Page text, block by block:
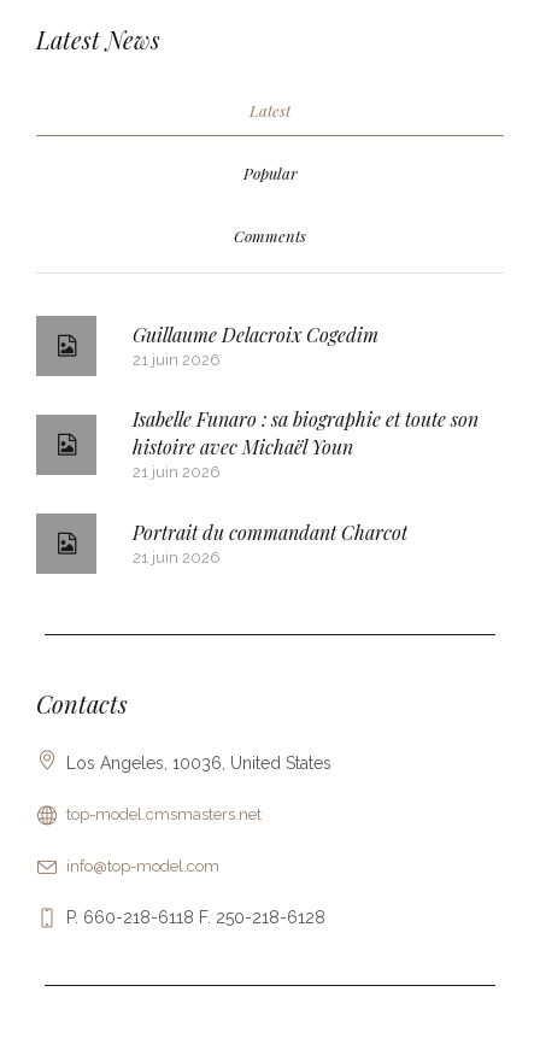
Latest News
Latest
Popular
Comments
Guillaume Delacroix Cogedim
21 juin 2026
Isabelle Funaro : sa biographie et toute son
histoire avec Michaël Youn
21 juin 2026
Portrait du commandant Charcot
21 juin 2026
Contacts
Los Angeles, 10036, United States
top-model.cmsmasters.net
info@top-model.com
P. 660-218-6118 F. 250-218-6128